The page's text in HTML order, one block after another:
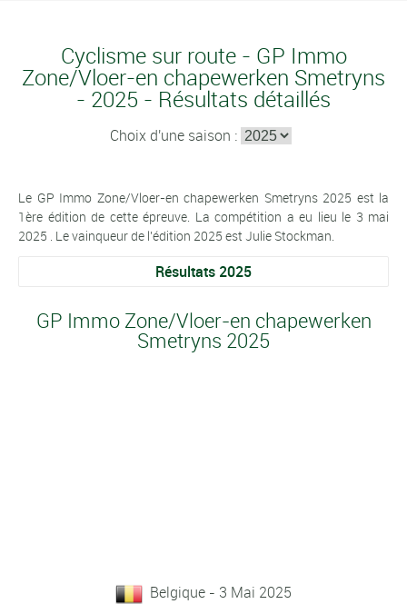
Cyclisme sur route - GP Immo
Zone/Vloer-en chapewerken Smetryns
- 2025 - Résultats détaillés
Choix d'une saison :
Le GP Immo Zone/Vloer-en chapewerken Smetryns 2025 est la
1ère édition de cette épreuve. La compétition a eu lieu le 3 mai
2025 . Le vainqueur de l'édition 2025 est Julie Stockman.
Résultats 2025
GP Immo Zone/Vloer-en chapewerken
Smetryns 2025
Belgique - 3 Mai 2025